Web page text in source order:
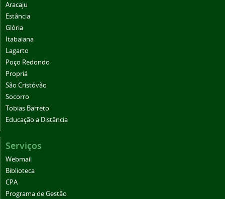
Aracaju
Estância
Glória
Itabaiana
Lagarto
Poço Redondo
Propriá
São Cristóvão
Socorro
Tobias Barreto
Educação a Distância
Serviços
Webmail
Biblioteca
CPA
Programa de Gestão